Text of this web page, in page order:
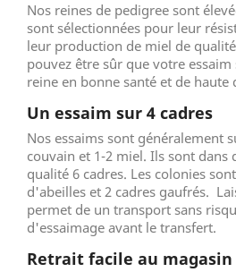
Nos reines de pedigree sont
sont sélectionnées pour leur
leur production de miel de
pouvez être sûr que votre
reine en bonne santé et de haute
Un essaim sur 4 cadres
Nos essaims sont généralement
couvain et 1-2 miel. Ils sont dans
qualité 6 cadres. Les colonies
d'abeilles et 2 cadres gaufrés.
permet de un transport sans
d'essaimage avant le transfert.
Retrait facile au magasin